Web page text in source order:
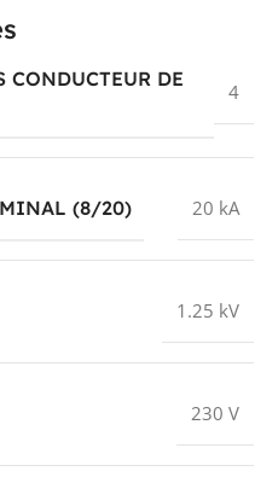
CONDUCTEUR DE
4
(8/20) 20 kA
1.25 kV
230 V